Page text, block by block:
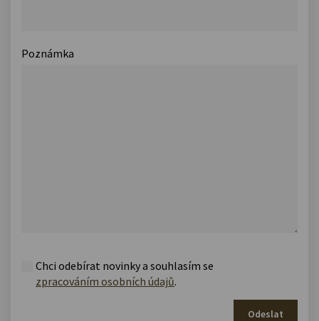
Poznámka
Chci odebírat novinky a souhlasím se
zpracováním osobních údajů.
Odeslat